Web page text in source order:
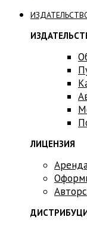
ЛИЦЕНЗИЯ